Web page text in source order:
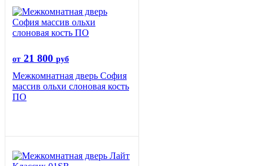
от 21 800 руб
Межкомнатная дверь София
массив ольхи слоновая кость
ПО